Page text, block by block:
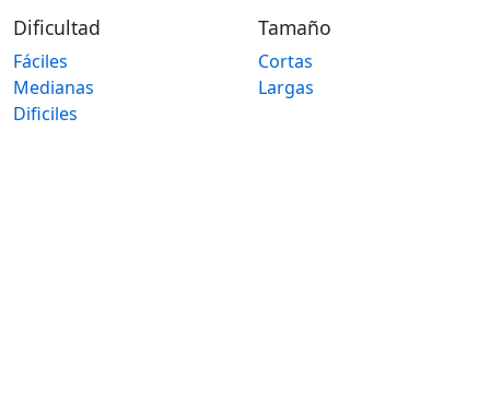
Dificultad
Fáciles
Medianas
Dificiles
Tamaño
Cortas
Largas